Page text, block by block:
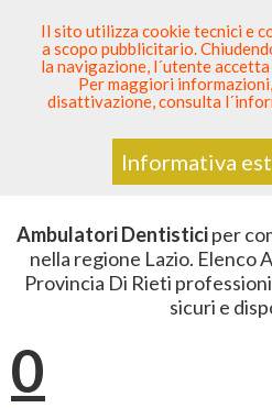
SEI
Sei QuiElenco>
IN
Ambulatori Dentisticiper
nella regione Lazio. Elenco
Provincia Di Rieti
sicuri e
0
Il sito utilizza cookie tecnici e
a scopo pubblicitario.
la navigazione, l´utente
Per maggiori
disattivazione, consulta
Informativa